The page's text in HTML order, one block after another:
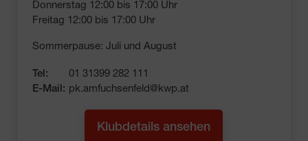
Donnerstag 12:00 bis 17:00 Uhr
Freitag 12:00 bis 17:00 Uhr
Sommerpause: Juli und August
Tel:
01 31399 282 111
E-Mail: pk.amfuchsenfeld@kwp.at
Klubdetails ansehen